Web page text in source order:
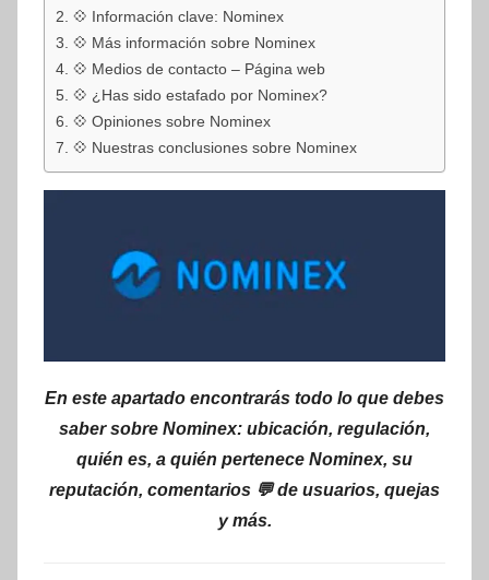
💠 Información clave: Nominex
💠 Más información sobre Nominex
💠 Medios de contacto – Página web
💠 ¿Has sido estafado por Nominex?
💠 Opiniones sobre Nominex
💠 Nuestras conclusiones sobre Nominex
En este apartado encontrarás todo lo que debes
saber sobre Nominex: ubicación, regulación,
quién es, a quién pertenece Nominex, su
reputación, comentarios 💬 de usuarios, quejas
y más.